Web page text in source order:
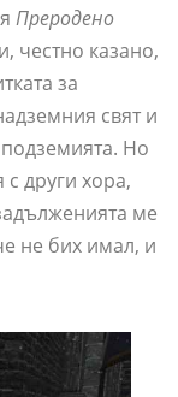
Преродено
честно казано,
за
свят и
Но
други хора,
ме
не бих имал, и